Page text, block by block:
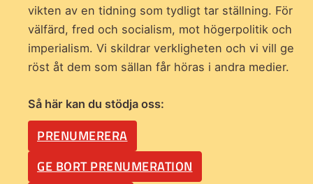
vikten av en tidning som tydligt tar ställning. För
välfärd, fred och socialism, mot högerpolitik och
imperialism. Vi skildrar verkligheten och vi vill ge
röst åt dem som sällan får höras i andra medier.
Så här kan du stödja oss:
PRENUMERERA
GE BORT PRENUMERATION